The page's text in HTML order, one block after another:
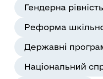
Гендерна рівність
Реформа
Державні
Національний